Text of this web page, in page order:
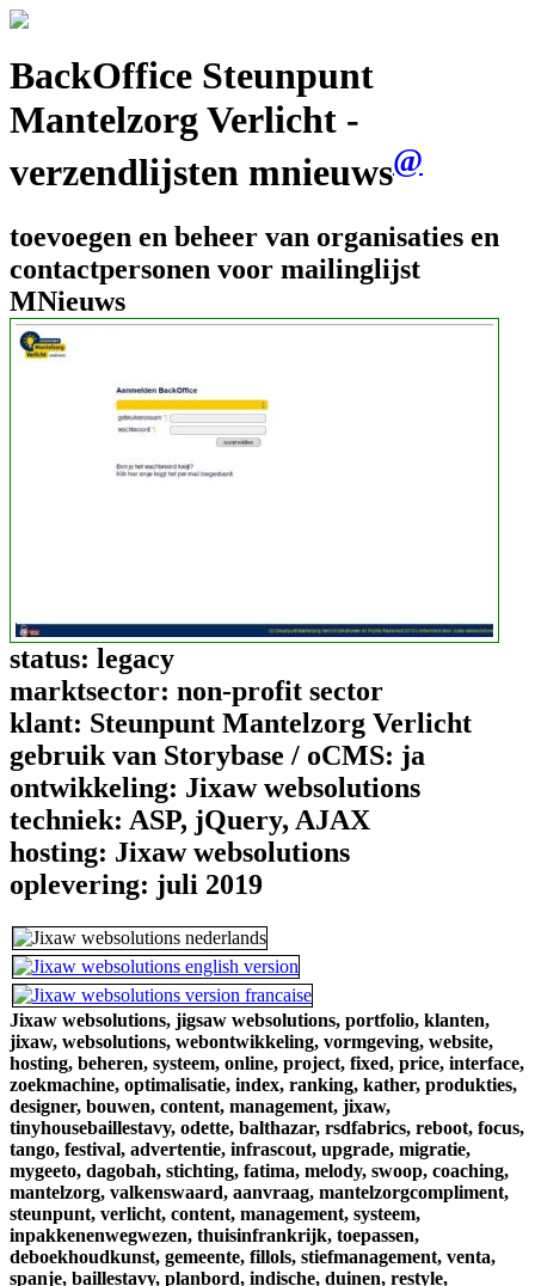
BackOffice Steunpunt
Mantelzorg Verlicht -
verzendlijsten mnieuws@
toevoegen en beheer van organisaties en
contactpersonen voor mailinglijst
MNieuws
status: legacy
marktsector: non-profit sector
klant: Steunpunt Mantelzorg Verlicht
gebruik van Storybase / oCMS: ja
ontwikkeling: Jixaw websolutions
techniek: ASP, jQuery, AJAX
hosting: Jixaw websolutions
oplevering: juli 2019
Jixaw websolutions, jigsaw websolutions, portfolio, klanten,
jixaw, websolutions, webontwikkeling, vormgeving, website,
hosting, beheren, systeem, online, project, fixed, price, interface,
zoekmachine, optimalisatie, index, ranking, kather, produkties,
designer, bouwen, content, management, jixaw,
tinyhousebaillestavy, odette, balthazar, rsdfabrics, reboot, focus,
tango, festival, advertentie, infrascout, upgrade, migratie,
mygeeto, dagobah, stichting, fatima, melody, swoop, coaching,
mantelzorg, valkenswaard, aanvraag, mantelzorgcompliment,
steunpunt, verlicht, content, management, systeem,
inpakkenenwegwezen, thuisinfrankrijk, toepassen,
deboekhoudkunst, gemeente, fillols, stiefmanagement, venta,
spanje, baillestavy, planbord, indische, duinen, restyle,